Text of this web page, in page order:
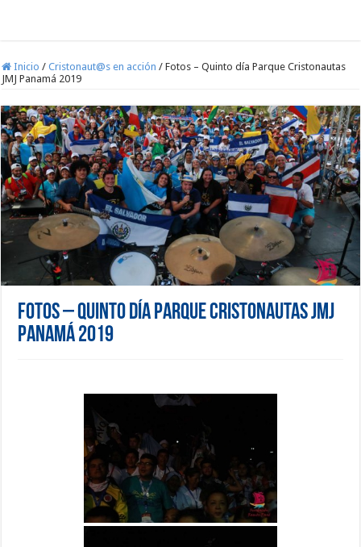
Inicio / Cristonaut@s en acción / Fotos – Quinto día Parque Cristonautas
JMJ Panamá 2019
Fotos – Quinto día Parque Cristonautas JMJ
Panamá 2019